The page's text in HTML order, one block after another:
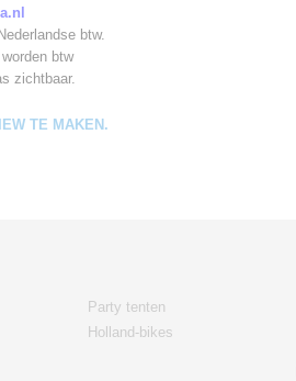
btw.
btw
zichtbaar.
TE MAKEN.
Party tenten
Holland-bikes